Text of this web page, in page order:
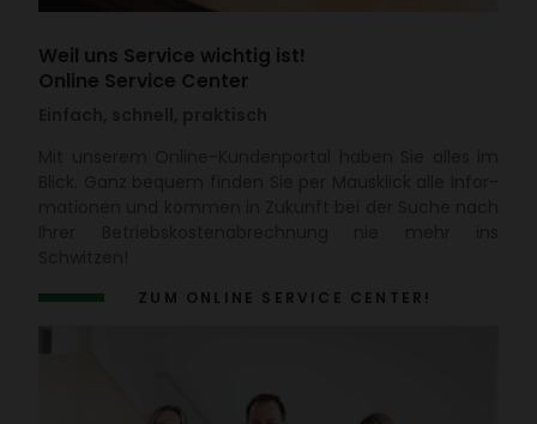
Weil uns Service wichtig ist!
Online Service Center
ZUM ONLINE SERVICE CENTER!